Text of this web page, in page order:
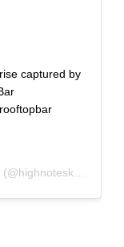
captured by
(@highnoteskybar) in data: